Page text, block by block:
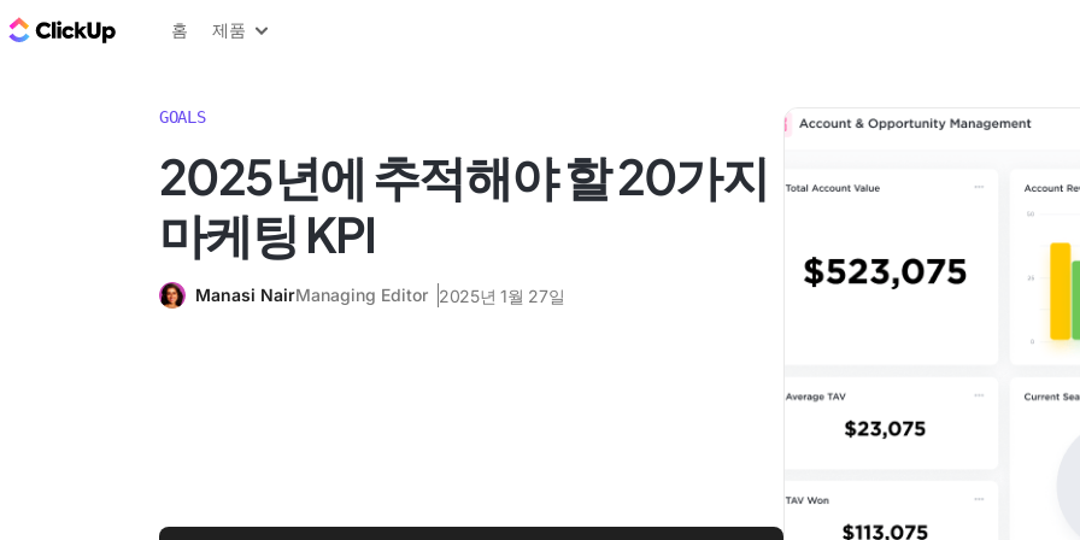
ClickUp 블로그
홈 제품
GOALS
2025년에 추적해야 할 20가지
마케팅 KPI
Manasi NairManaging Editor 2025년 1월 27일